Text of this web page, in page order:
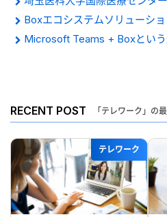
Boxエコシステムソリューシ
Microsoft Teams + Boxとい
RECENT POST 「テレワーク」の
テレワーク